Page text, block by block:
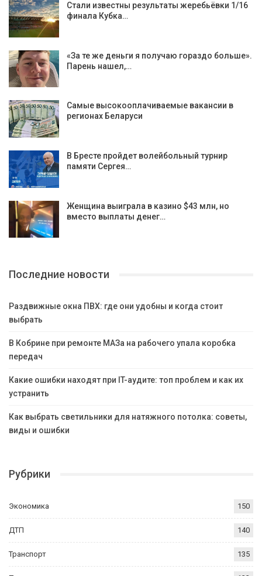
Стали известны результаты жеребьёвки 1/16
финала Кубка…
«За те же деньги я получаю гораздо больше».
Парень нашел,…
Самые высокооплачиваемые вакансии в
регионах Беларуси
В Бресте пройдет волейбольный турнир
памяти Сергея…
Женщина выиграла в казино $43 млн, но
вместо выплаты денег…
Последние новости
Раздвижные окна ПВХ: где они удобны и когда стоит
выбрать
В Кобрине при ремонте МАЗа на рабочего упала коробка
передач
Какие ошибки находят при IT-аудите: топ проблем и как их
устранить
Как выбрать светильники для натяжного потолка: советы,
виды и ошибки
Рубрики
Экономика 150
ДТП 140
Транспорт 135